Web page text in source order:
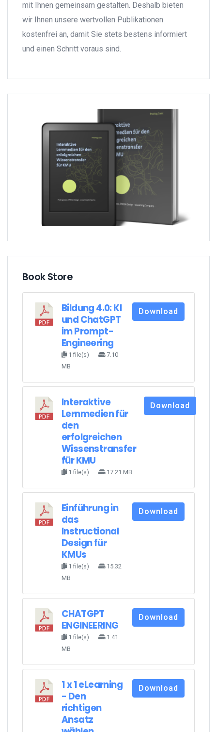
mit Ihnen gemeinsam gestalten. Deshalb bieten
wir Ihnen unsere wertvollen Publikationen
kostenfrei an, damit Sie stets bestens informiert
und einen Schritt voraus sind.
Book Store
Bildung 4.0: KI
und ChatGPT
im Prompt-
Engineering
1 file(s)
7.10
MB
Download
Interaktive
Lernmedien für
den
erfolgreichen
Wissenstransfer
für KMU
1 file(s) 17.21 MB
Download
Einführung in
das
Instructional
Design für
KMUs
1 file(s)
15.32
MB
Download
CHATGPT
ENGINEERING
1 file(s)
1.41
MB
Download
1 x 1 eLearning
- Den
richtigen
Ansatz
Download